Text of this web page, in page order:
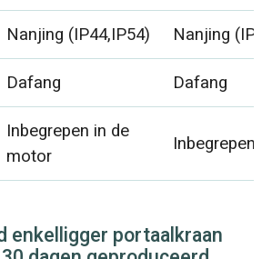
Nanjing (IP44,IP54)
Nanjing
Dafang Dafang
Inbegrepen in de
motor
Inbegrepen
enkelligger portaalkraan